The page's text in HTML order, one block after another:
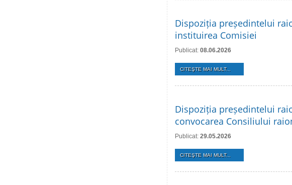
Dispoziția președintelui
instituirea Comisiei
Publicat: 08.06.2026
CITEŞTE MAI MULT...
Dispoziția președintelui
convocarea Consiliului
Publicat: 29.05.2026
CITEŞTE MAI MULT...